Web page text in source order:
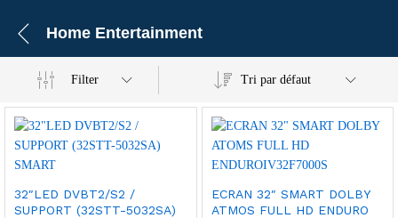
Home Entertainment
Filter Tri par défaut
32″LED DVBT2/S2 /
SUPPORT (32STT-5032SA)
ECRAN 32″ SMART DOLBY
ATMOS FULL HD ENDURO